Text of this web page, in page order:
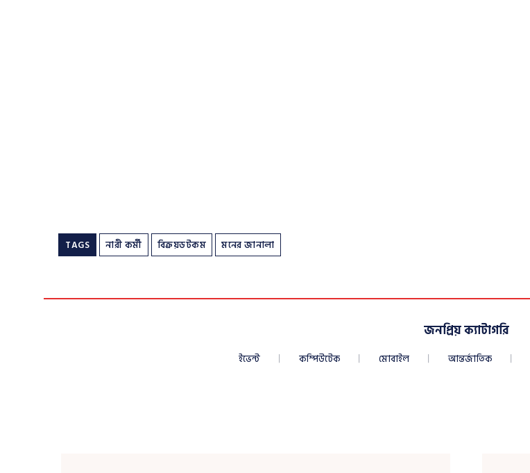
TAGS নারী কর্মী বিক্রয়ডটকম মনের জানালা
জনপ্রিয় ক্যাটাগরি
ইভেন্ট কম্পিউটেক মোবাইল আন্তর্জাতিক